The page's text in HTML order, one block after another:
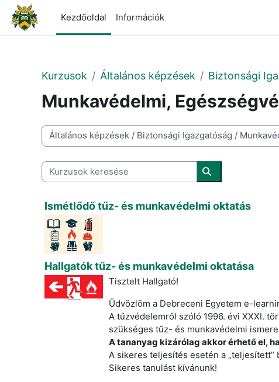
Tovább a fő tartalomhoz
Kezdőoldal
Információk
Kurzusok Általános képzések Biztonsági
Munkavédelmi,
Kurzuskategóriák
Kurzusok keresése
Kurzusok
Ismétlődő tűz- és munkavédelmi oktatás
Hallgatók tűz- és munkavédelmi oktatása
Tisztelt Hallgató!
Üdvözlöm a Debreceni Egyetem e-
A tűzvédelemről szóló 1996. évi XXXI.
szükséges tűz- és munkavédelmi
A tananyag kizárólag akkor érhető el,
A sikeres teljesítés esetén a
Sikeres tanulást kívánunk!